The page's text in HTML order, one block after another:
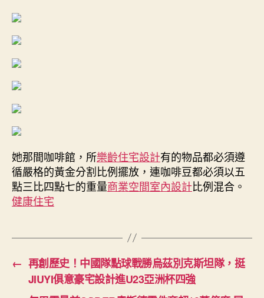
她那間咖啡館，所樂齡住宅設計有的物品都必須遵
循嚴格的黃金分割比例擺放，連咖啡豆都必須以五
點三比四點七的重量商業空間室內設計比例混合。
健康住宅
← 再創歷史！中國隊點球戰勝烏茲別克斯坦隊，挺
JIUYI俱意豪宅設計進U23亞洲杯四強